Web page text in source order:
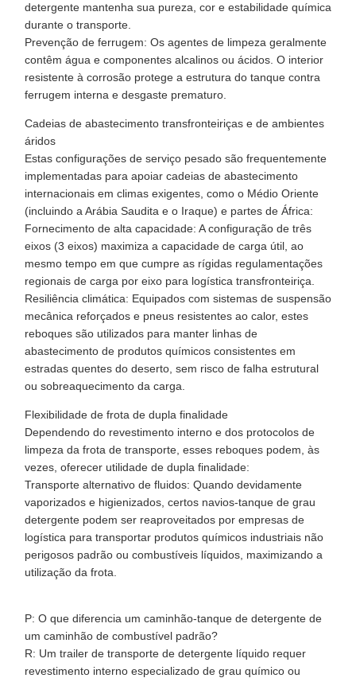
detergente mantenha sua pureza, cor e estabilidade química
durante o transporte.
Prevenção de ferrugem: Os agentes de limpeza geralmente
contêm água e componentes alcalinos ou ácidos. O interior
resistente à corrosão protege a estrutura do tanque contra
ferrugem interna e desgaste prematuro.
Cadeias de abastecimento transfronteiriças e de ambientes
áridos
Estas configurações de serviço pesado são frequentemente
implementadas para apoiar cadeias de abastecimento
internacionais em climas exigentes, como o Médio Oriente
(incluindo a Arábia Saudita e o Iraque) e partes de África:
Fornecimento de alta capacidade: A configuração de três
eixos (3 eixos) maximiza a capacidade de carga útil, ao
mesmo tempo em que cumpre as rígidas regulamentações
regionais de carga por eixo para logística transfronteiriça.
Resiliência climática: Equipados com sistemas de suspensão
mecânica reforçados e pneus resistentes ao calor, estes
reboques são utilizados para manter linhas de
abastecimento de produtos químicos consistentes em
estradas quentes do deserto, sem risco de falha estrutural
ou sobreaquecimento da carga.
Flexibilidade de frota de dupla finalidade
Dependendo do revestimento interno e dos protocolos de
limpeza da frota de transporte, esses reboques podem, às
vezes, oferecer utilidade de dupla finalidade:
Transporte alternativo de fluidos: Quando devidamente
vaporizados e higienizados, certos navios-tanque de grau
detergente podem ser reaproveitados por empresas de
logística para transportar produtos químicos industriais não
perigosos padrão ou combustíveis líquidos, maximizando a
utilização da frota.
P: O que diferencia um caminhão-tanque de detergente de
um caminhão de combustível padrão?
R: Um trailer de transporte de detergente líquido requer
revestimento interno especializado de grau químico ou